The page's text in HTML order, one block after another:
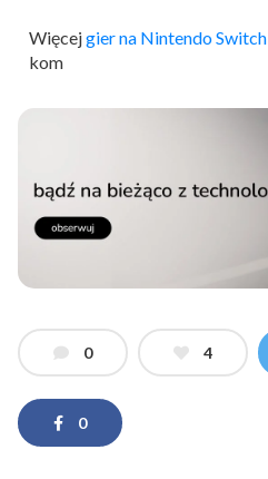
Więcejgier na Nintendo Switch
kom
0 4
0